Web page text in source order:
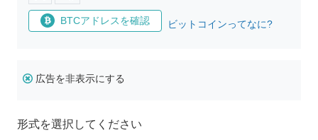
BTCアドレスを確認 ビットコインってなに?
広告を非表示にする
形式を選択してください